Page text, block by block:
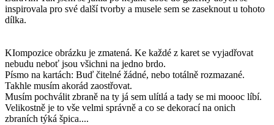
inspirovala pro své další tvorby a musele sem se zaseknout u tohoto
dílka.
KIompozice obrázku je zmatená. Ke každé z karet se vyjadřovat
nebudu neboť jsou všichni na jedno brdo.
Písmo na kartách: Buď čitelné žádné, nebo totálně rozmazané.
Takhle musím akorád zaostřovat.
Musím pochválit zbraně na ty já sem ulítlá a tady se mi moooc líbí.
Velikostně je to vše velmi správně a co se dekorací na onich
zbraních týká špica....